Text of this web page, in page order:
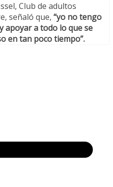
Club de adultos
señaló que, “yo no tengo
apoyar a todo lo que se
en tan poco tiempo”.